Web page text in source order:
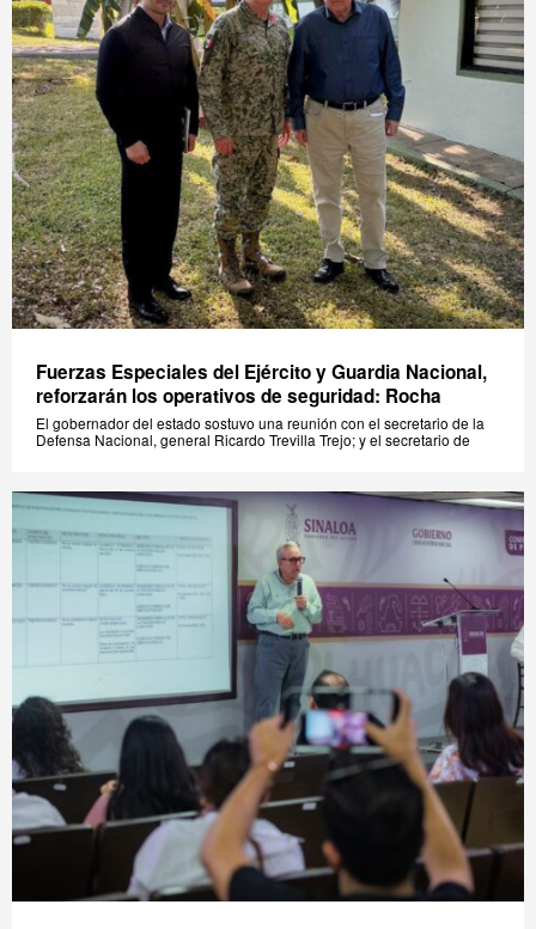
Fuerzas Especiales del Ejército y Guardia Nacional,
reforzarán los operativos de seguridad: Rocha
El gobernador del estado sostuvo una reunión con el secretario de la
Defensa Nacional, general Ricardo Trevilla Trejo; y el secretario de